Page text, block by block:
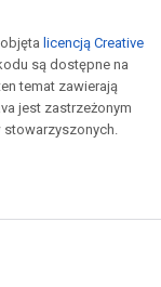
licencją Creative
są dostępne na
temat zawierają
jest zastrzeżonym
stowarzyszonych.